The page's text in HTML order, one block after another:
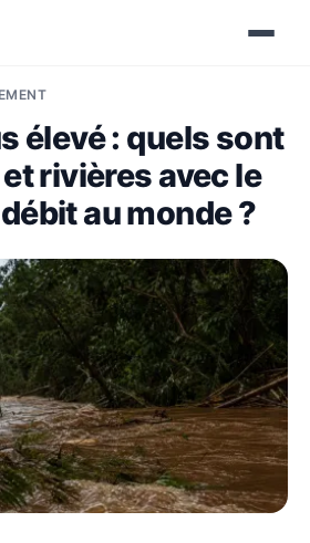
élevé : quels sont
rivières avec le
au monde ?